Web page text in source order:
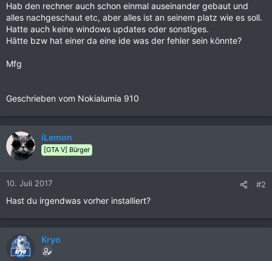
Hab den rechner auch schon einmal auseinander gebaut und
alles nachgeschaut etc, aber alles ist an seinem platz wie es soll.
Hatte auch keine windows updates oder sonstiges.
Hätte bzw hat einer da eine ide was der fehler sein könnte?
Mfg
Geschrieben vom Nokialumia 910
iLemon
[GTA V] Bürger
10. Juli 2017 #2
Hast du irgendwas vorher installiert?
Kryo